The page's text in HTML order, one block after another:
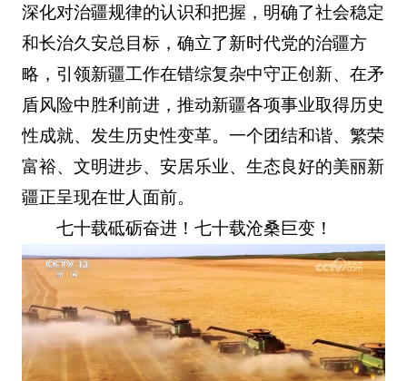
深化对治疆规律的认识和把握，明确了社会稳定
和长治久安总目标，确立了新时代党的治疆方
略，引领新疆工作在错综复杂中守正创新、在矛
盾风险中胜利前进，推动新疆各项事业取得历史
性成就、发生历史性变革。一个团结和谐、繁荣
富裕、文明进步、安居乐业、生态良好的美丽新
疆正呈现在世人面前。
七十载砥砺奋进！七十载沧桑巨变！